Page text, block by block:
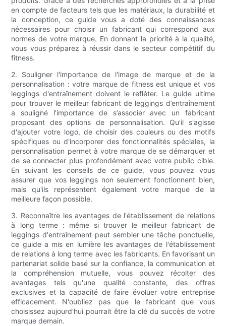
en compte de facteurs tels que les matériaux, la durabilité et
la conception, ce guide vous a doté des connaissances
nécessaires pour choisir un fabricant qui correspond aux
normes de votre marque. En donnant la priorité à la qualité,
vous vous préparez à réussir dans le secteur compétitif du
fitness.
2. Souligner l'importance de l'image de marque et de la
personnalisation : votre marque de fitness est unique et vos
leggings d'entraînement doivent le refléter. Le guide ultime
pour trouver le meilleur fabricant de leggings d’entraînement
a souligné l’importance de s’associer avec un fabricant
proposant des options de personnalisation. Qu'il s'agisse
d'ajouter votre logo, de choisir des couleurs ou des motifs
spécifiques ou d'incorporer des fonctionnalités spéciales, la
personnalisation permet à votre marque de se démarquer et
de se connecter plus profondément avec votre public cible.
En suivant les conseils de ce guide, vous pouvez vous
assurer que vos leggings non seulement fonctionnent bien,
mais qu'ils représentent également votre marque de la
meilleure façon possible.
3. Reconnaître les avantages de l'établissement de relations
à long terme : même si trouver le meilleur fabricant de
leggings d'entraînement peut sembler une tâche ponctuelle,
ce guide a mis en lumière les avantages de l'établissement
de relations à long terme avec les fabricants. En favorisant un
partenariat solide basé sur la confiance, la communication et
la compréhension mutuelle, vous pouvez récolter des
avantages tels qu'une qualité constante, des offres
exclusives et la capacité de faire évoluer votre entreprise
efficacement. N'oubliez pas que le fabricant que vous
choisissez aujourd'hui pourrait être la clé du succès de votre
marque demain.